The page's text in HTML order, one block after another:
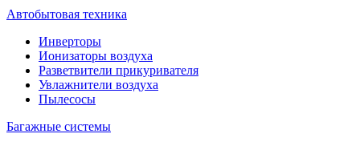
Автобытовая техника
Инверторы
Ионизаторы воздуха
Разветвители прикуривателя
Увлажнители воздуха
Пылесосы
Багажные системы